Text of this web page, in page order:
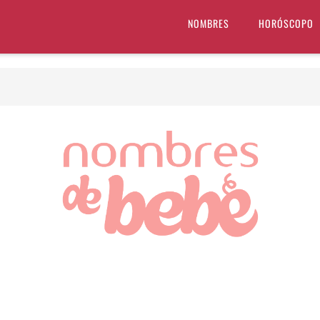
NOMBRES HORÓSCOPO